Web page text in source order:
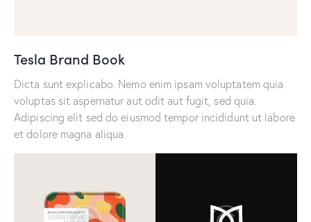
Tesla Brand Book
Dicta sunt explicabo. Nemo enim ipsam voluptatem quia
voluptas sit aspernatur aut odit aut fugit, sed quia.
Adipiscing elit sed do eiusmod tempor incididunt ut labore
et dolore magna aliqua.